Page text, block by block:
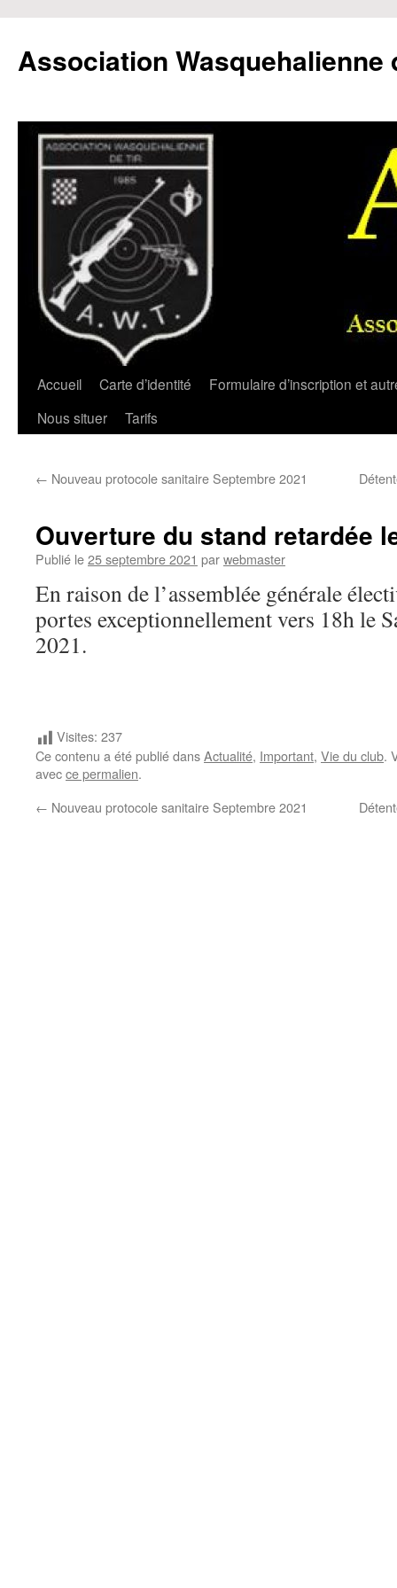
contenu
Association Wasquehalienne
Accueil Carte d’identité
Formulaire d’inscription et
Nous situer
Tarifs
← Nouveau protocole sanitaire Septembre 2021
Ouverture du stand retardée
Publié le25 septembre 2021 parwebmaster
En raison de l’assemblée générale
portes exceptionnellement vers 18h le
2021.
Visites: 237
Ce contenu a été publié dansActualité, Important, Vie du club.
avecce permalien.
← Nouveau protocole sanitaire Septembre 2021